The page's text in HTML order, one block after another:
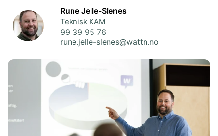
Rune Jelle-Slenes
Teknisk KAM
99 39 95 76
rune.jelle-slenes@wattn.no